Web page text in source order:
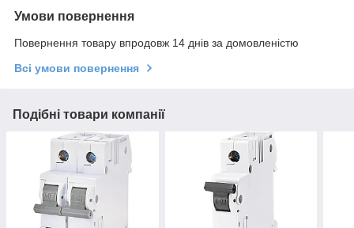
Умови повернення
Повернення товару впродовж 14 днів за домовленістю
Всі умови повернення
Подібні товари компанії